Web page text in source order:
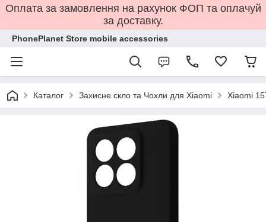
Оплата за замовлення на рахунок ФОП та оплачуй
за доставку.
PhonePlanet Store mobile accessories
Каталог Захисне скло та Чохли для Xiaomi Xiaomi